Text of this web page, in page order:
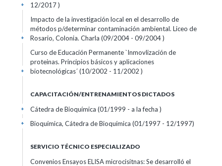
12/2017 )
+
Impacto de la investigación local en el desarrollo de
métodos p/determinar contaminación ambiental. Liceo de
Rosario, Colonia. Charla (09/2004 - 09/2004 )
+
Curso de Educación Permanente `Inmovlización de
proteinas. Principios básicos y aplicaciones
biotecnológicas´ (10/2002 - 11/2002 )
+
CAPACITACIÓN/ENTRENAMIENTOS DICTADOS
Cátedra de Bioquímica (01/1999 - a la fecha )
+
Bioquímica, Cátedra de Bioquímica (01/1997 - 12/1997)
+
SERVICIO TÉCNICO ESPECIALIZADO
Convenios Ensayos ELISA microcisitnas: Se desarrolló el